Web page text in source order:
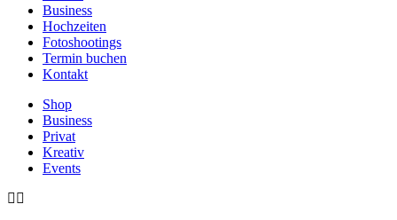
Business
Hochzeiten
Fotoshootings
Termin buchen
Kontakt
Shop
Business
Privat
Kreativ
Events